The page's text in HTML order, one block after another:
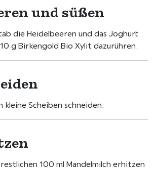
und süßen
die Heidelbeeren und das Joghurt
g Birkengold Bio Xylit dazurühren.
kleine Scheiben schneiden.
100 ml Mandelmilch erhitzen